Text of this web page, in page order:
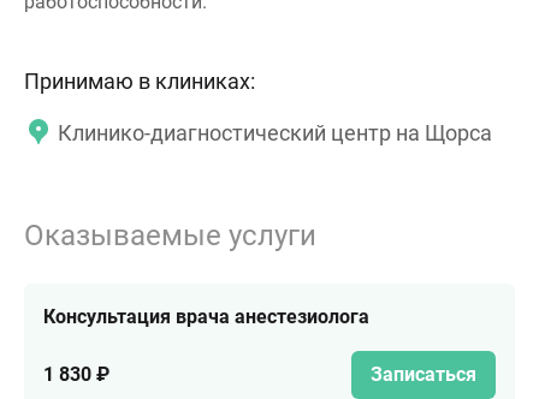
Принимаю в клиниках:
Клинико-диагностический центр на Щорса
Оказываемые услуги
Консультация врача анестезиолога
1 830 ₽ Записаться